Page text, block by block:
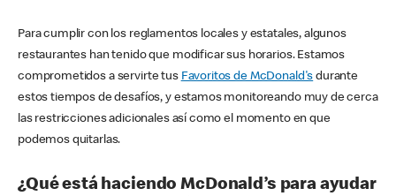
Para cumplir con los reglamentos locales y estatales, algunos
restaurantes han tenido que modificar sus horarios. Estamos
comprometidos a servirte tus Favoritos de McDonald's durante
estos tiempos de desafíos, y estamos monitoreando muy de cerca
las restricciones adicionales así como el momento en que
podemos quitarlas.
¿Qué está haciendo McDonald’s para ayudar